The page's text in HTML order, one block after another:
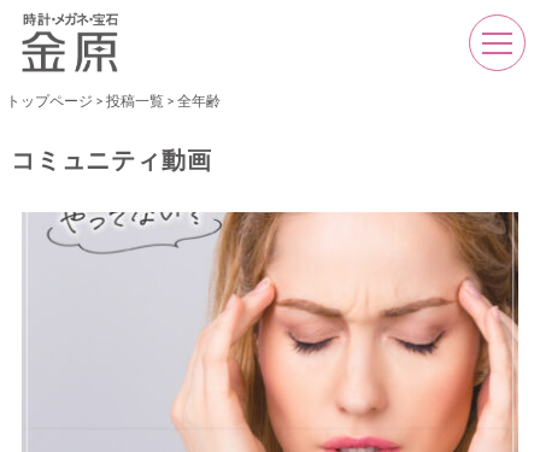
トップページ > 投稿一覧 > 全年齢
コミュニティ動画